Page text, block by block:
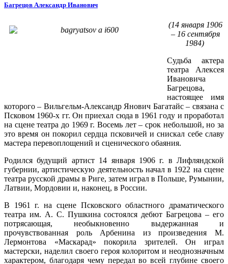
Багрецов Александр Иванович
(14 января 1906
– 16 сентября
1984)
Судьба актера
театра Алексея
Ивановича
Багрецова,
настоящее имя
которого – Вильгельм-Александр Янович Багатайс – связана с
Псковом 1960-х гг. Он приехал сюда в 1961 году и проработал
на сцене театра до 1969 г. Восемь лет – срок небольшой, но за
это время он покорил сердца псковичей и снискал себе славу
мастера перевоплощений и сценического обаяния.
Родился будущий артист 14 января 1906 г. в Лифляндской
губернии, артистическую деятельность начал в 1922 на сцене
театра русской драмы в Риге, затем играл в Польше, Румынии,
Латвии, Мордовии и, наконец, в России.
В 1961 г. на сцене Псковского областного драматического
театра им. А. С. Пушкина состоялся дебют Багрецова – его
потрясающая, необыкновенно выдержанная и
прочувствованная роль Арбенина из произведения М.
Лермонтова «Маскарад» покорила зрителей. Он играл
мастерски, наделил своего героя колоритом и неоднозначным
характером, благодаря чему передал во всей глубине своего